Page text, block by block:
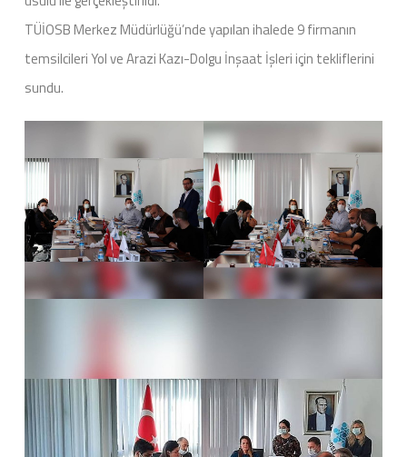
TÜİOSB Merkez Müdürlüğü’nde yapılan ihalede 9 firmanın
temsilcileri Yol ve Arazi Kazı-Dolgu İnşaat İşleri için tekliflerini
sundu.